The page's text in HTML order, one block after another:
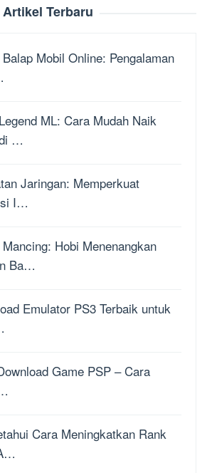
Artikel Terbaru
Mobil Online: Pengalaman
ML: Cara Mudah Naik
…
Jaringan: Memperkuat
I…
Hobi Menenangkan
Ba…
Emulator PS3 Terbaik untuk
Game PSP – Cara
Cara Meningkatkan Rank